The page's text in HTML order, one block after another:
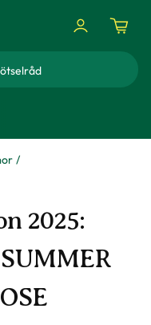
2025: